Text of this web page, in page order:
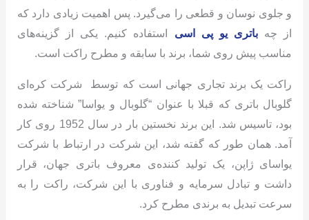
و جلوی نوسان و قطعی را می‌گیرد. پس اهمیت زیادی دارد که
از چه باتری یو پی اسی
استفاده کنیم. یکی از گزینه‌های
مناسب پیش روی شما، برند با سابقه و مطرح راکت است.
راکت یک برند تجاری جهانی است که توسط شرکت کره‌ای
گلوبال باتری که قبلا با عنوان “گلوبال و یواسا” شناخته شده
بود، تاسیس شد. این برند نخستین بار در سال 1952 روی کار
آمد. همان طور که گفته شد، این شرکت در ارتباط با شرکت
یواسای ژاپن، یک تولید کننده‌ی معروف باتری جهان، قرار
داشت و تبادل سرمایه و فناوری با این شرکت، راکت را به
سرعت تبدیل به برندی مطرح کرد.